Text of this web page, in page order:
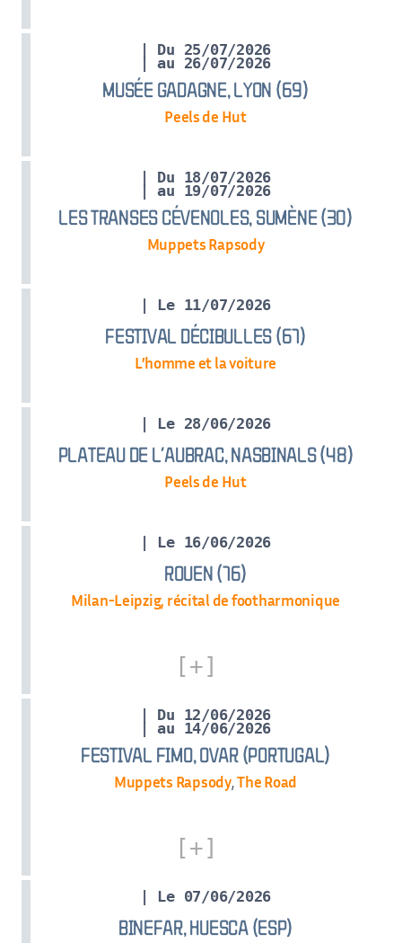
| Du 25/07/2026
MUSÉE GADAGNE, LYON (69)
| au 26/07/2026
Peels de Hut
| Du 18/07/2026
LES TRANSES CÉVENOLES, SUMÈNE (30)
| au 19/07/2026
Muppets Rapsody
| Le 11/07/2026
FESTIVAL DÉCIBULLES (67)
L’homme et la voiture
| Le 28/06/2026
PLATEAU DE L’AUBRAC, NASBINALS (48)
Peels de Hut
| Le 16/06/2026
ROUEN (76)
Milan-Leipzig, récital de footharmonique
| Du 12/06/2026
FESTIVAL FIMO, OVAR (PORTUGAL)
| au 14/06/2026
Muppets Rapsody,The Road
| Le 07/06/2026
BINEFAR, HUESCA (ESP)